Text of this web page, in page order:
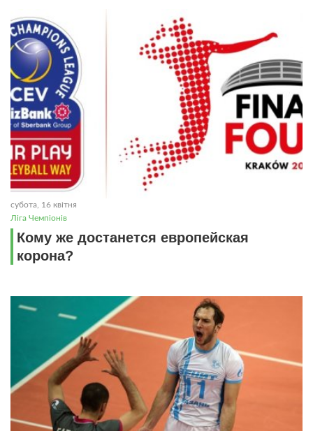
субота, 16 квітня
Ліга Чемпіонів
Кому же достанется европейская
корона?